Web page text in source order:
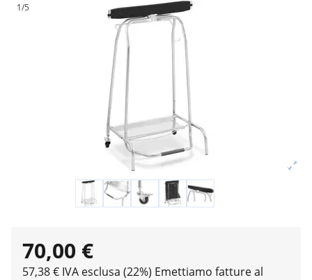
1/5
70,00 €
57,38 € IVA esclusa (22%) Emettiamo fatture al